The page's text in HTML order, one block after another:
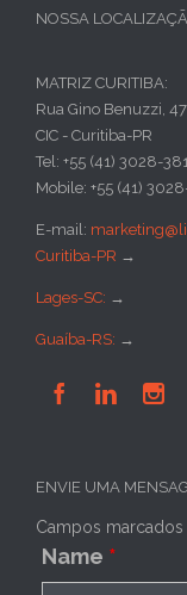
NOSSA
MATRIZ CURITIBA:
Rua Gino Benuzzi, 47
CIC - Curitiba-PR
Tel: +55 (41) 3028-
Mobile: +55 (41)
E-mail:
Curitiba-PR →
Lages-SC: →
Guaíba-RS: →
  
ENVIE UMA
Campos
Name *